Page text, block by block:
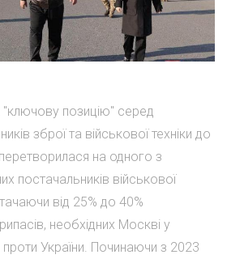
позицію" серед
зброї та військової техніки до
перетворилася на одного з
постачальників військової
від 25% до 40%
необхідних Москві у
проти України. Починаючи з 2023